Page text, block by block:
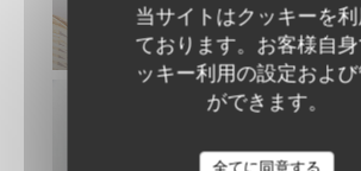
当サイトはクッキーを利
ております。お客様自身
ッキー利用の設定およ
ができます。
全てに同意する
CHOUCROUTE